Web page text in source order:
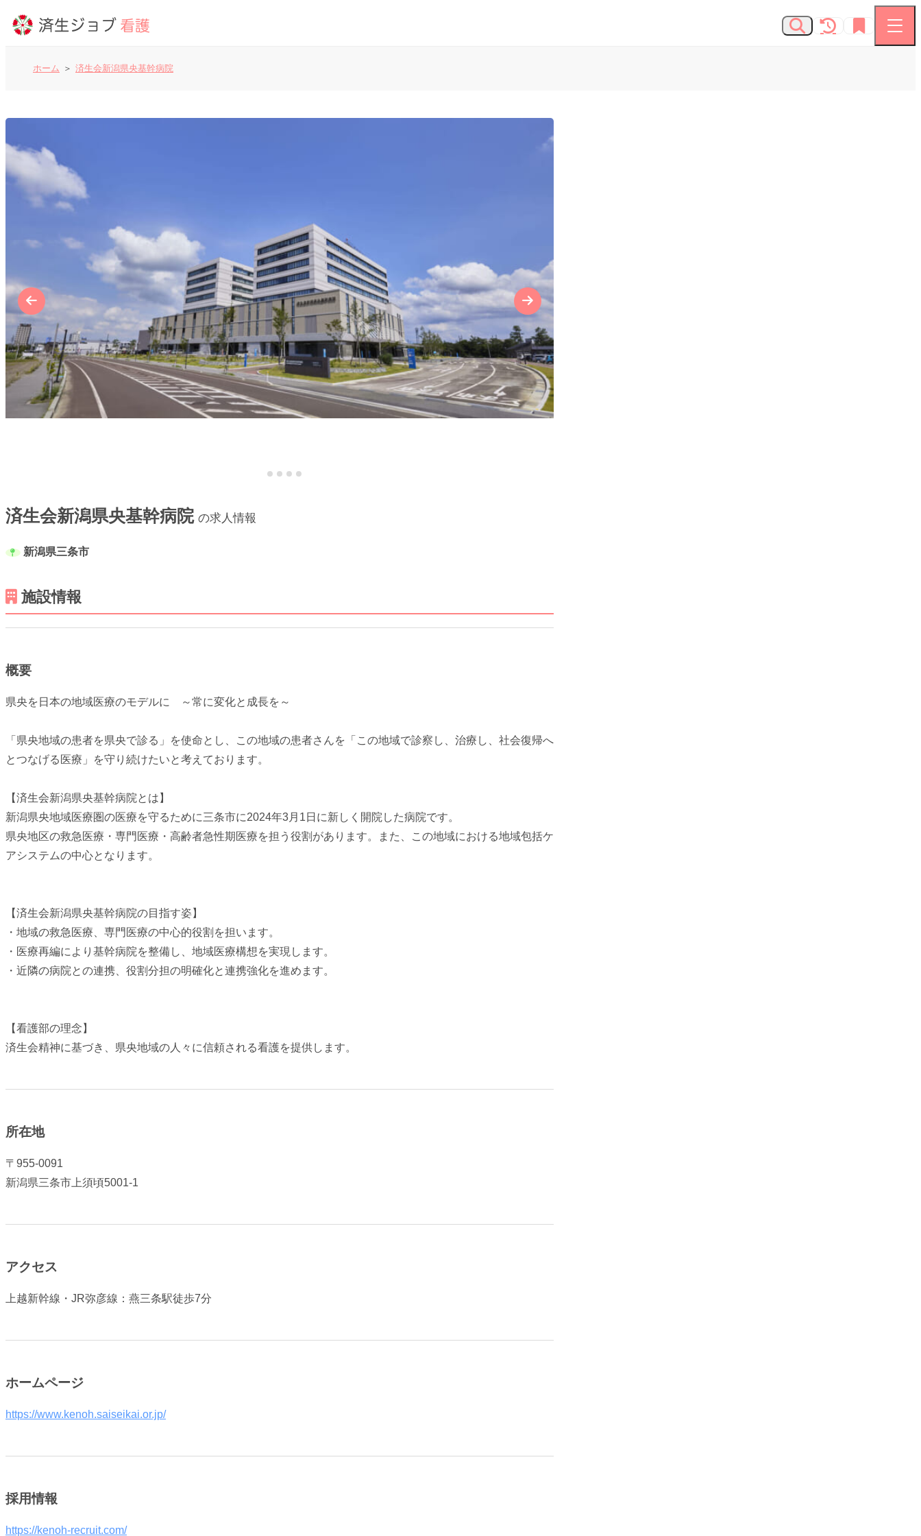
メニューを閉じる
ホーム 済生会新潟県央基幹病院
済生会新潟県央基幹病院 の求人情報
新潟県三条市
施設情報
概要
県央を日本の地域医療のモデルに ～常に変化と成長を～
「県央地域の患者を県央で診る」を使命とし、この地域の患者さんを「この地域で診察し、治療し、社会復帰へ
とつなげる医療」を守り続けたいと考えております。
【済生会新潟県央基幹病院とは】
新潟県央地域医療圏の医療を守るために三条市に2024年3月1日に新しく開院した病院です。
県央地区の救急医療・専門医療・高齢者急性期医療を担う役割があります。また、この地域における地域包括ケ
アシステムの中心となります。
【済生会新潟県央基幹病院の目指す姿】
・地域の救急医療、専門医療の中心的役割を担います。
・医療再編により基幹病院を整備し、地域医療構想を実現します。
・近隣の病院との連携、役割分担の明確化と連携強化を進めます。
【看護部の理念】
済生会精神に基づき、県央地域の人々に信頼される看護を提供します。
所在地
〒955-0091
新潟県三条市上須頃5001-1
アクセス
上越新幹線・JR弥彦線：燕三条駅徒歩7分
ホームページ
https://www.kenoh.saiseikai.or.jp/
採用情報
https://kenoh-recruit.com/